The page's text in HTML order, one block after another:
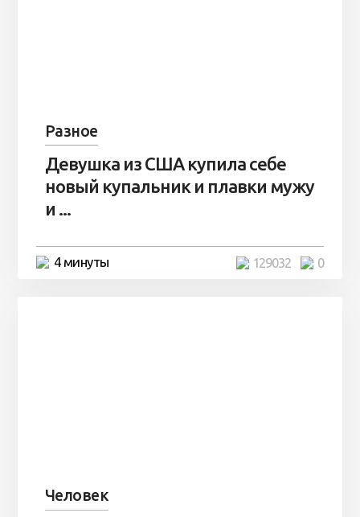
Разное
Девушка из США купила себе
новый купальник и плавки мужу
и ...
4 минуты 0
129032
Человек